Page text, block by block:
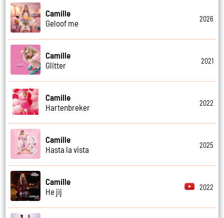
Camille
Geloof me
2026
Camille
Glitter
2021
Camille
Hartenbreker
2022
Camille
Hasta la vista
2025
Camille
He jij
2022